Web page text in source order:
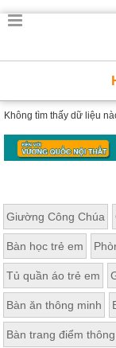
Không tìm thấy dữ liệu
Giường Công Chúa
Bàn học trẻ em
Tủ quần áo trẻ em
Bàn ăn thông minh
Bàn trang điểm